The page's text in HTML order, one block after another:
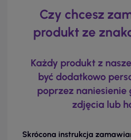
Czy chcesz
produkt ze
Każdy produkt z
być dodatkowo
poprzez naniesienie
zdjęcia lub
Skrócona instrukcja